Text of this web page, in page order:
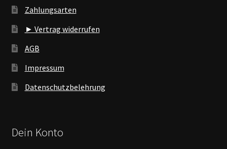
Zahlungsarten
► Vertrag widerrufen
AGB
Impressum
Datenschutzbelehrung
Dein Konto